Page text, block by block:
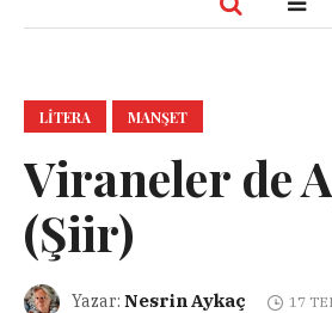
LITERA MANŞET
Viraneler de
(Şiir)
Yazar: Nesrin Aykaç 17